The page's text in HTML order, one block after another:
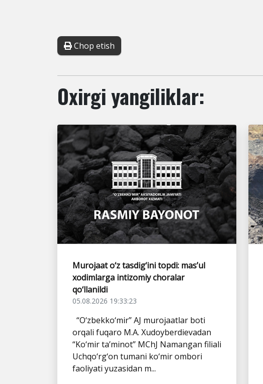
Chop etish
Oxirgi yangiliklar:
Murojaat o‘z tasdig‘ini topdi: mas’ul
xodimlarga intizomiy choralar
qo‘llanildi
05.08.2026 19:33:23
“O‘zbekko‘mir” AJ murojaatlar boti
orqali fuqaro M.A. Xudoyberdievadan
“Ko‘mir ta’minot” MChJ Namangan filiali
Uchqo‘rg‘on tumani ko‘mir ombori
faoliyati yuzasidan m...